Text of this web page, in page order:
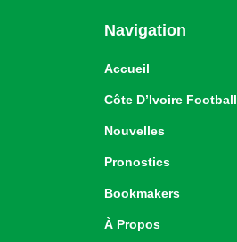
Navigation
Accueil
Côte D’Ivoire Football
Nouvelles
Pronostics
Bookmakers
À Propos